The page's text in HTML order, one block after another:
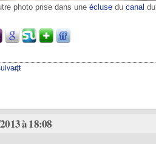
dans une écluse du canal du
à 18:08